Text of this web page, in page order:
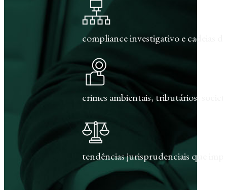
compliance investigativo e cadeias
crimes ambientais, tributários,
tendências jurisprudenciais que